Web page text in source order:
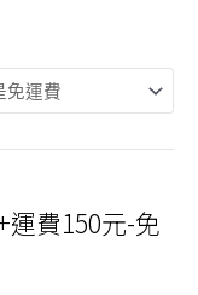
費150元-免